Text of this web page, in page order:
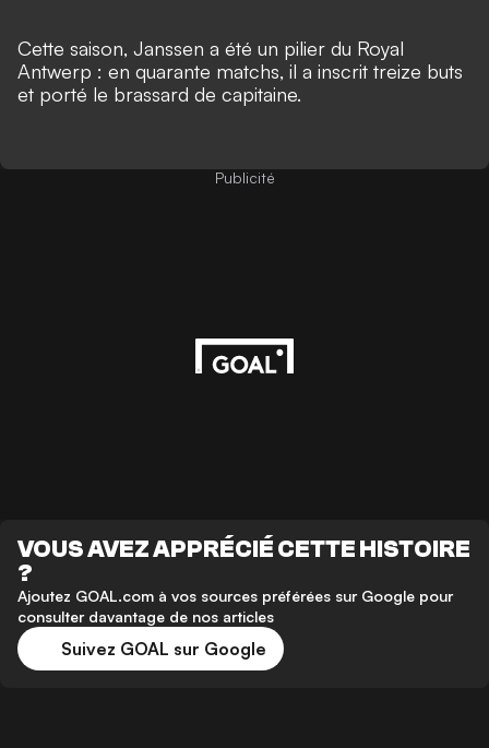
Cette saison, Janssen a été un pilier du Royal
Antwerp : en quarante matchs, il a inscrit treize buts
et porté le brassard de capitaine.
Publicité
VOUS AVEZ APPRÉCIÉ CETTE HISTOIRE
?
Ajoutez GOAL.com à vos sources préférées sur Google pour
consulter davantage de nos articles
Suivez GOAL sur Google